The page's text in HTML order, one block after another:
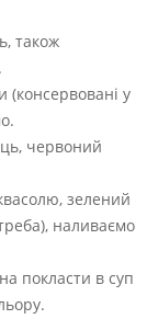
також
(консервовані у
червоний
зелений
наливаємо
покласти в суп